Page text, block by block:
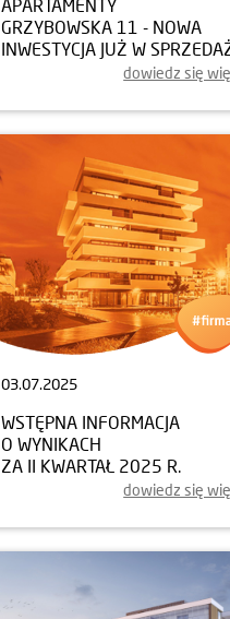
APARTAMENTY
GRZYBOWSKA 11 - NOWA
INWESTYCJA JUŻ W
dowiedz się
03.07.2025
WSTĘPNA INFORMACJA
O WYNIKACH
ZA II KWARTAŁ 2025 R.
dowiedz się